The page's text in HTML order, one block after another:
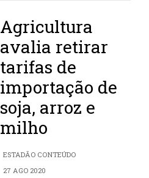
Agricultura
avalia retirar
tarifas de
importação de
soja, arroz e
milho
ESTADÃO CONTEÚDO
27 AGO 2020